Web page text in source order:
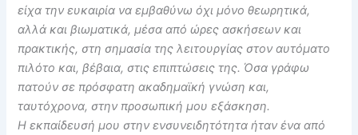
είχα την ευκαιρία να εμβαθύνω όχι μόνο θεωρητικά,
αλλά και βιωματικά, μέσα από ώρες ασκήσεων και
πρακτικής, στη σημασία της λειτουργίας στον αυτόματο
πιλότο και, βέβαια, στις επιπτώσεις της. Όσα γράφω
πατούν σε πρόσφατη ακαδημαϊκή γνώση και,
ταυτόχρονα, στην προσωπική μου εξάσκηση.
Η εκπαίδευσή μου στην ενσυνειδητότητα ήταν ένα από